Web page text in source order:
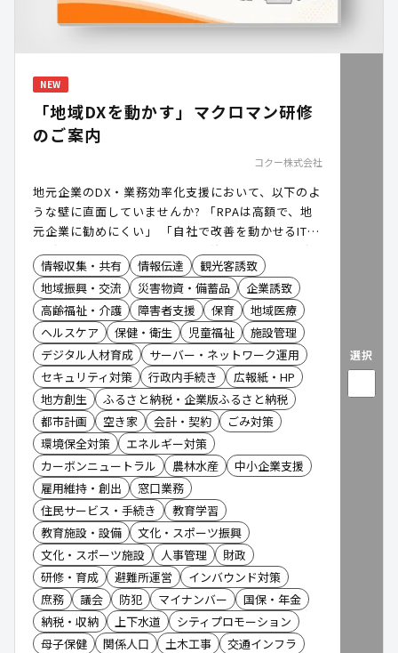
NEW
「地域DXを動かす」マクロマン研修
のご案内
コクー株式会社
地元企業のDX・業務効率化支援において、以下のよ
うな壁に直面していませんか? 「RPAは高額で、地
元企業に勧めにくい」 「自社で改善を動かせるIT人
材が不足している」 本日は、自治体様・銀行様がハ
ブとなり、地元企業のDXを後押しする「マクロマン
研修」のご案内です。
情報収集・共有 情報伝達
観光客誘致
地域振興・交流
災害物資・備蓄品
企業誘致
高齢福祉・介護
障害者支援 保育
地域医療
ヘルスケア
保健・衛生 児童福祉
施設管理
デジタル人材育成
サーバー・ネットワーク運用
セキュリティ対策
行政内手続き
広報紙・HP
地方創生
ふるさと納税・企業版ふるさと納税
都市計画
空き家 会計・契約
ごみ対策
環境保全対策
エネルギー対策
カーボンニュートラル
農林水産
中小企業支援
雇用維持・創出
窓口業務
住民サービス・手続き
教育学習
教育施設・設備
文化・スポーツ振興
文化・スポーツ施設
人事管理
財政
研修・育成
避難所運営
インバウンド対策
庶務
議会 防犯 マイナンバー
国保・年金
納税・収納
上下水道
シティプロモーション
母子保健
関係人口 土木工事
交通インフラ
選択